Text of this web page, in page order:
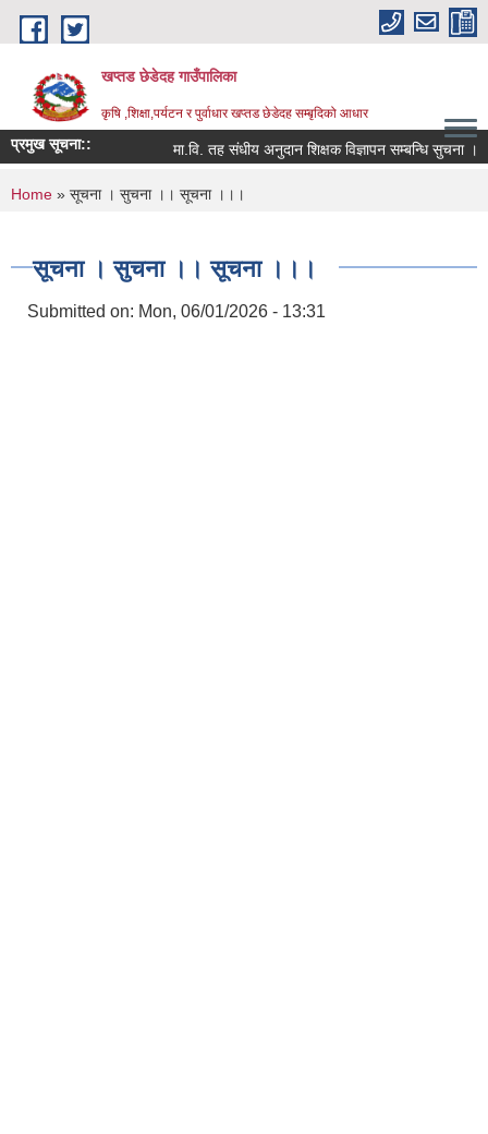
Skip to main content
खप्तड छेडेदह गाउँपालिका
कृषि ,शिक्षा,पर्यटन र पुर्वाधार खप्तड छेडेदह सम्बृदिको आधार
प्रमुख सूचना:: मा.वि. तह संधीय अनुदान शिक्षक विज्ञापन सम्बन्धि सुचना ।
You are here
Home » सूचना । सुचना ।। सूचना ।।।
सूचना । सुचना ।। सूचना ।।।
Submitted on: Mon, 06/01/2026 - 13:31